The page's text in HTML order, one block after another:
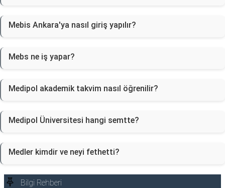
Mebis Ankara'ya nasıl giriş yapılır?
Mebs ne iş yapar?
Medipol akademik takvim nasıl öğrenilir?
Medipol Üniversitesi hangi semtte?
Medler kimdir ve neyi fethetti?
Bilgi Rehberi